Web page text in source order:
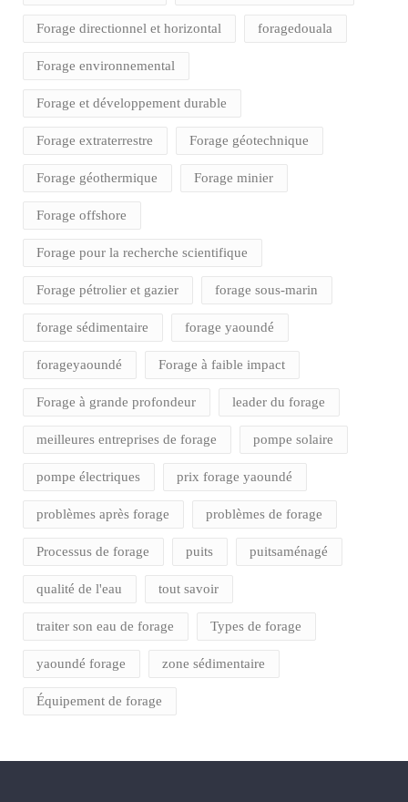
Forage directionnel et horizontal foragedouala
Forage environnemental
Forage et développement durable
Forage extraterrestre Forage géotechnique
Forage géothermique Forage minier
Forage offshore
Forage pour la recherche scientifique
Forage pétrolier et gazier forage sous-marin
forage sédimentaire forage yaoundé
forageyaoundé Forage à faible impact
Forage à grande profondeur leader du forage
meilleures entreprises de forage pompe solaire
pompe électriques prix forage yaoundé
problèmes après forage problèmes de forage
Processus de forage puits puitsaménagé
qualité de l'eau tout savoir
traiter son eau de forage Types de forage
yaoundé forage zone sédimentaire
Équipement de forage